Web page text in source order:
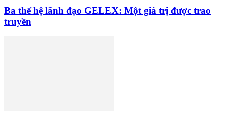
Ba thế hệ lãnh đạo GELEX: Một giá trị được trao
truyền